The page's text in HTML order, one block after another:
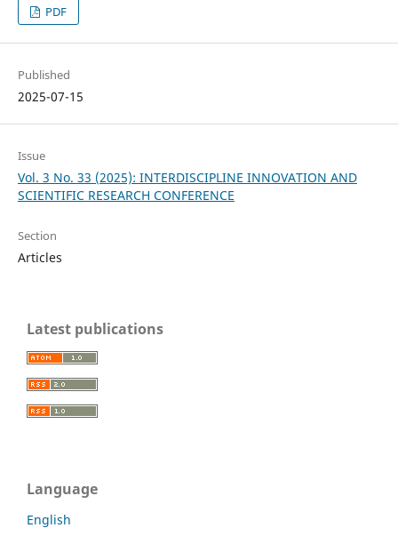
PDF
Published
2025-07-15
Issue
Vol. 3 No. 33 (2025): INTERDISCIPLINE INNOVATION AND
SCIENTIFIC RESEARCH CONFERENCE
Section
Articles
Latest publications
Language
English